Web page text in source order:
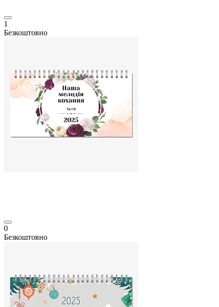
1
Безкоштовно
0
Безкоштовно